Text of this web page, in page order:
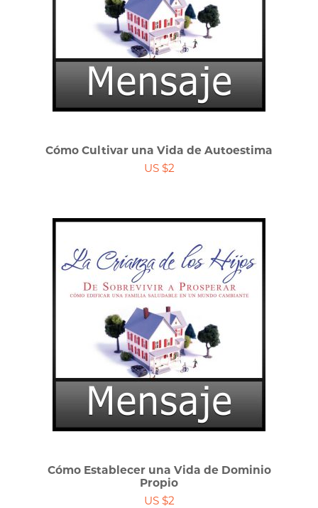
Cómo Cultivar una Vida de Autoestima
US $2
Cómo Establecer una Vida de Dominio
Propio
US $2